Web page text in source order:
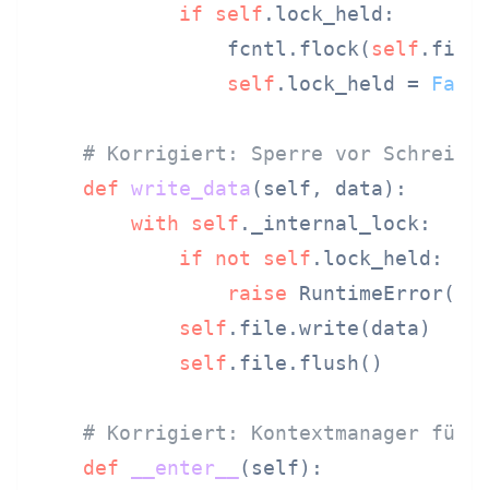
if
self .lock_held:
                fcntl.flock(
self
self .lock_held =
# Korrigiert: Sperre vor
def write_data( self, data):
with
self ._internal_lock:
if
not self .lock_held:
raise RuntimeError(
self .file.write(data)
self .file.flush()
# Korrigiert: Kontextmanager für
def
__enter__ ( self):